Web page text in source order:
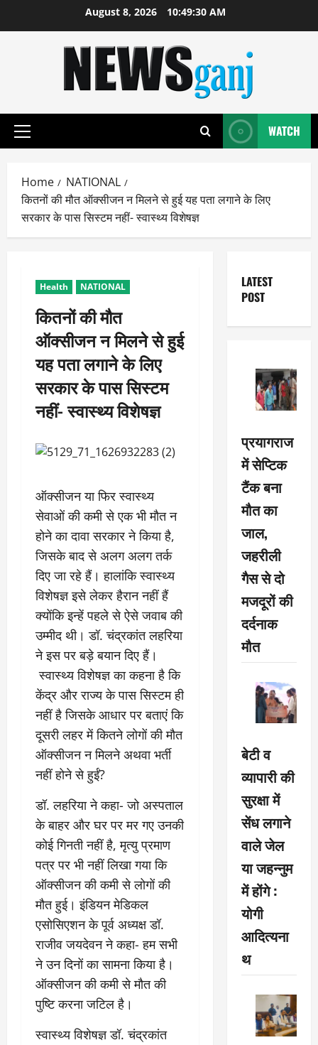
August 8, 2026 10:49:30 AM
Primary
WATCH
Home
NATIONAL
कितनों की मौत ऑक्सीजन न मिलने से हुई यह पता लगाने के लिए
सरकार के पास सिस्टम नहीं- स्वास्थ्य विशेषज्ञ
Health NATIONAL
कितनों की मौत
ऑक्सीजन न मिलने से हुई
यह पता लगाने के लिए
सरकार के पास सिस्टम
नहीं- स्वास्थ्य विशेषज्ञ
ऑक्सीजन या फिर स्वास्थ्य
सेवाओं की कमी से एक भी मौत न
होने का दावा सरकार ने किया है,
जिसके बाद से अलग अलग तर्क
दिए जा रहे हैं। हालांकि स्वास्थ्य
विशेषज्ञ इसे लेकर हैरान नहीं हैं
क्योंकि इन्हें पहले से ऐसे जवाब की
उम्मीद थी। डॉ. चंद्रकांत लहरिया
ने इस पर बड़े बयान दिए हैं।
स्वास्थ्य विशेषज्ञ का कहना है कि
केंद्र और राज्य के पास सिस्टम ही
नहीं है जिसके आधार पर बताएं कि
दूसरी लहर में कितने लोगों की मौत
ऑक्सीजन न मिलने अथवा भर्ती
नहीं होने से हुईं?
डॉ. लहरिया ने कहा- जो अस्पताल
के बाहर और घर पर मर गए उनकी
कोई गिनती नहीं है, मृत्यु प्रमाण
पत्र पर भी नहीं लिखा गया कि
ऑक्सीजन की कमी से लोगों की
मौत हुई। इंडियन मेडिकल
एसोसिएशन के पूर्व अध्यक्ष डॉ.
राजीव जयदेवन ने कहा- हम सभी
ने उन दिनों का सामना किया है।
ऑक्सीजन की कमी से मौत की
पुष्टि करना जटिल है।
स्वास्थ्य विशेषज्ञ डॉ. चंद्रकांत
LATEST
POST
प्रयागराज
में सेप्टिक
टैंक बना
मौत का
जाल,
जहरीली
गैस से दो
मजदूरों की
दर्दनाक
मौत
बेटी व
व्यापारी की
सुरक्षा में
सेंध लगाने
वाले जेल
या जहन्नुम
में होंगे :
योगी
आदित्यना
थ